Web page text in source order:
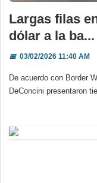
Largas filas
dólar a la ba...
📅03/02/2026 11:40 AM
De acuerdo con Border
DeConcini presentaron